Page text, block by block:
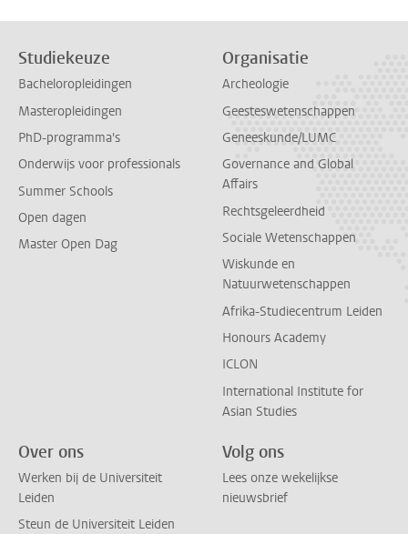
Studiekeuze
Bacheloropleidingen
Masteropleidingen
PhD-programma's
Onderwijs voor professionals
Summer Schools
Open dagen
Master Open Dag
Organisatie
Archeologie
Geesteswetenschappen
Geneeskunde/LUMC
Governance and Global
Affairs
Rechtsgeleerdheid
Sociale Wetenschappen
Wiskunde en
Natuurwetenschappen
Afrika-Studiecentrum Leiden
Honours Academy
ICLON
International Institute for
Asian Studies
Over ons
Werken bij de Universiteit
Leiden
Steun de Universiteit Leiden
Volg ons
Lees onze wekelijkse
nieuwsbrief